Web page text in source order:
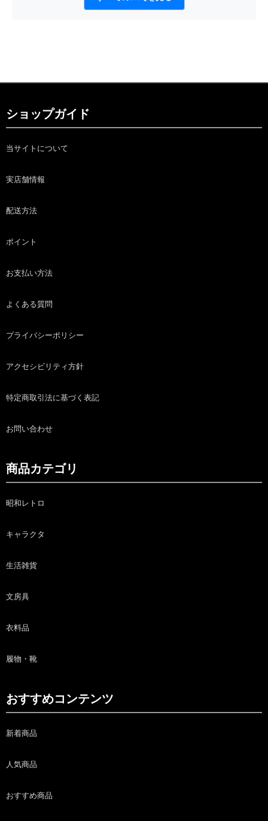
ショップガイド
当サイトについて
実店舗情報
配送方法
ポイント
お支払い方法
よくある質問
プライバシーポリシー
アクセシビリティ方針
特定商取引法に基づく表記
お問い合わせ
商品カテゴリ
昭和レトロ
キャラクタ
生活雑貨
文房具
衣料品
履物・靴
おすすめコンテンツ
新着商品
人気商品
おすすめ商品